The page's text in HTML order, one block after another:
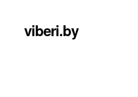
viberi.by